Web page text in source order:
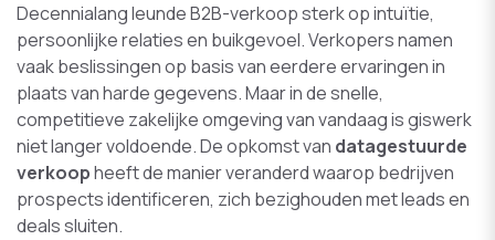
Decennialang leunde B2B-verkoop sterk op intuïtie,
persoonlijke relaties en buikgevoel. Verkopers namen
vaak beslissingen op basis van eerdere ervaringen in
plaats van harde gegevens. Maar in de snelle,
competitieve zakelijke omgeving van vandaag is giswerk
niet langer voldoende. De opkomst van datagestuurde
verkoopheeft de manier veranderd waarop bedrijven
prospects identificeren, zich bezighouden met leads en
deals sluiten.